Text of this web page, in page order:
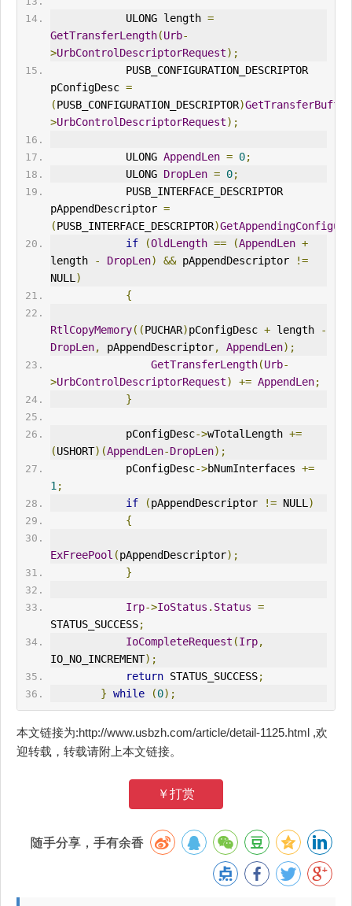
            ULONG length
=
GetTransferLength(Urb-
>UrbControlDescriptorRequest);
pConfigDesc =
(PUSB_CONFIGURATION_DESCRIPTOR)GetTransferBuffer
>UrbControlDescriptorRequest);
            ULONG
AppendLen = 0;
            ULONG
DropLen = 0;
            PUSB_
INTERFACE_DESCRIPTOR
pAppendDescriptor =
(PUSB_ INTERFACE_DESCRIPTOR)
if
(OldLength == (AppendLen +
length
- DropLen) && pAppendDescriptor
!=
NULL)
{
RtlCopyMemory((PUCHAR)pConfigDesc + length
-
DropLen, pAppendDescriptor, AppendLen);
GetTransferLength(Urb-
>UrbControlDescriptorRequest) += AppendLen;
}
            pConfigDesc
->wTotalLength +=
(USHORT)(AppendLen-DropLen);
            pConfigDesc
->bNumInterfaces +=
1;
if
(pAppendDescriptor != NULL)
{
ExFreePool (pAppendDescriptor);
}
Irp->IoStatus . Status =
STATUS_SUCCESS;
IoCompleteRequest (Irp,
IO_NO_INCREMENT);
return STATUS_SUCCESS;
} while (0);
本文链接为:http://www.usbzh.com/article/detail-1125.html ,欢
迎转载，转载请附上本文链接。
￥打赏
随手分享，手有余香